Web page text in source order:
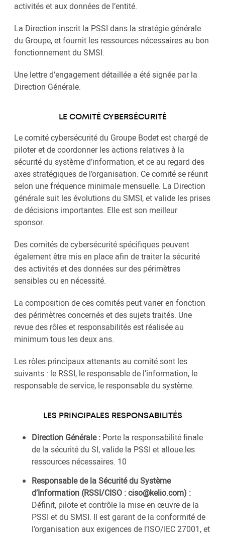
activités et aux données de l’entité.
La Direction inscrit la PSSI dans la stratégie générale
du Groupe, et fournit les ressources nécessaires au bon
fonctionnement du SMSI.
Une lettre d’engagement détaillée a été signée par la
Direction Générale.
LE COMITÉ CYBERSÉCURITÉ
Le comité cybersécurité du Groupe Bodet est chargé de
piloter et de coordonner les actions relatives à la
sécurité du système d’information, et ce au regard des
axes stratégiques de l’organisation. Ce comité se réunit
selon une fréquence minimale mensuelle. La Direction
générale suit les évolutions du SMSI, et valide les prises
de décisions importantes. Elle est son meilleur
sponsor.
Des comités de cybersécurité spécifiques peuvent
également être mis en place afin de traiter la sécurité
des activités et des données sur des périmètres
sensibles ou en nécessité.
La composition de ces comités peut varier en fonction
des périmètres concernés et des sujets traités. Une
revue des rôles et responsabilités est réalisée au
minimum tous les deux ans.
Les rôles principaux attenants au comité sont les
suivants : le RSSI, le responsable de l’information, le
responsable de service, le responsable du système.
LES PRINCIPALES RESPONSABILITÉS
Direction Générale : Porte la responsabilité finale
de la sécurité du SI, valide la PSSI et alloue les
ressources nécessaires. 10
Responsable de la Sécurité du Système
d’Information (RSSI/CISO : ciso@kelio.com) :
Définit, pilote et contrôle la mise en œuvre de la
PSSI et du SMSI. Il est garant de la conformité de
l’organisation aux exigences de l’ISO/IEC 27001, et